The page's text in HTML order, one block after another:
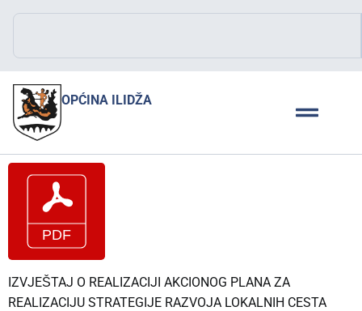
OPĆINA ILIDŽA
IZVJEŠTAJ O REALIZACIJI AKCIONOG PLANA ZA
REALIZACIJU STRATEGIJE RAZVOJA LOKALNIH CESTA